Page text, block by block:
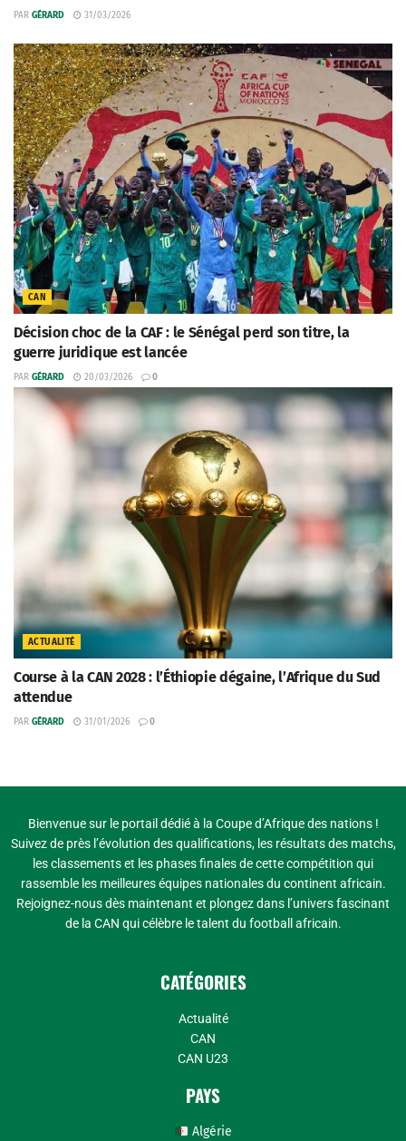
PAR GÉRARD 31/03/2026
CAN
Décision choc de la CAF : le Sénégal perd son titre, la
guerre juridique est lancée
PAR GÉRARD 20/03/2026 0
ACTUALITÉ
Course à la CAN 2028 : l’Éthiopie dégaine, l’Afrique du Sud
attendue
PAR GÉRARD 31/01/2026 0
Bienvenue sur le portail dédié à la Coupe d’Afrique des nations !
Suivez de près l’évolution des qualifications, les résultats des matchs,
les classements et les phases finales de cette compétition qui
rassemble les meilleures équipes nationales du continent africain.
Rejoignez-nous dès maintenant et plongez dans l’univers fascinant
de la CAN qui célèbre le talent du football africain.
CATÉGORIES
Actualité
CAN
CAN U23
PAYS
Algérie